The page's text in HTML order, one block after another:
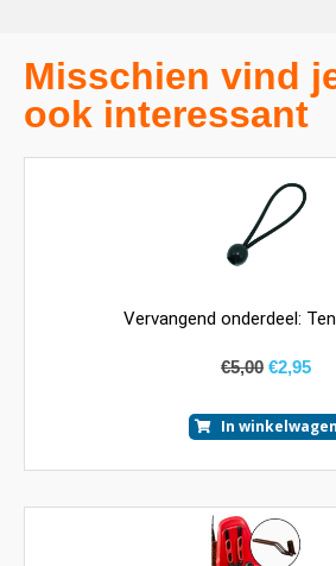
Misschien vind
ook interessant
Vervangend onderdeel:
€5,00 €2,95
In winkelwagen